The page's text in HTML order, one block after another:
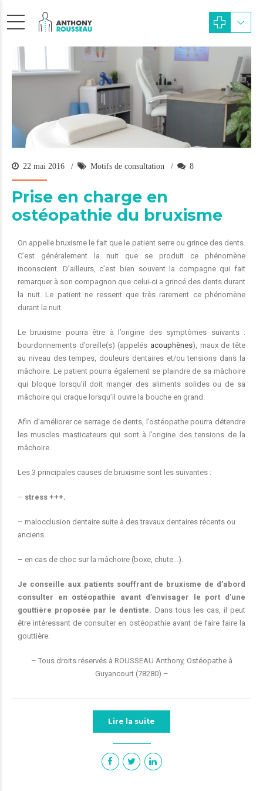
22 mai 2016 Motifs de consultation 8
Prise en charge en
ostéopathie du bruxisme
On appelle bruxisme le fait que le patient serre ou grince des dents.
C’est généralement la nuit que se produit ce phénomène
inconscient. D’ailleurs, c’est bien souvent la compagne qui fait
remarquer à son compagnon que celui-ci a grincé des dents durant
la nuit. Le patient ne ressent que très rarement ce phénomène
durant la nuit.
Le bruxisme pourra être à l’origine des symptômes suivants :
bourdonnements d’oreille(s) (appelés acouphènes), maux de tête
au niveau des tempes, douleurs dentaires et/ou tensions dans la
mâchoire. Le patient pourra également se plaindre de sa mâchoire
qui bloque lorsqu’il doit manger des aliments solides ou de sa
mâchoire qui craque lorsqu’il ouvre la bouche en grand.
Afin d’améliorer ce serrage de dents, l’ostéopathe pourra détendre
les muscles masticateurs qui sont à l’origine des tensions de la
mâchoire.
Les 3 principales causes de bruxisme sont les suivantes :
– stress +++.
– malocclusion dentaire suite à des travaux dentaires récents ou
anciens.
– en cas de choc sur la mâchoire (boxe, chute…).
Je conseille aux patients souffrant de bruxisme de d’abord
consulter en ostéopathie avant d’envisager le port d’une
gouttière proposée par le dentiste. Dans tous les cas, il peut
être intéressant de consulter en ostéopathie avant de faire faire la
gouttière.
– Tous droits réservés à ROUSSEAU Anthony, Ostéopathe à
Guyancourt (78280) –
Lire la suite